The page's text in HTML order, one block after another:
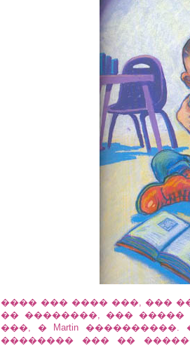
���� ��� ���� ���, ���
�� ��������, ���
���, � Martin
�������� ��� ��